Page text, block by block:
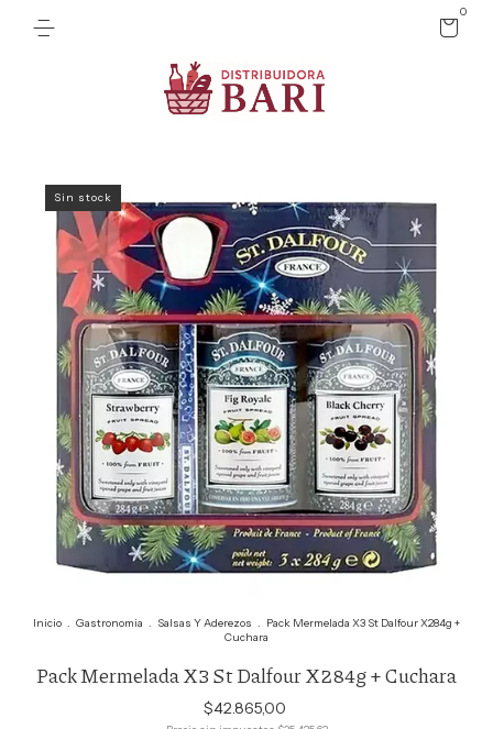
0
Sin stock
Inicio . Gastronomia . Salsas Y Aderezos . Pack Mermelada X3 St Dalfour X284g +
Cuchara
Pack Mermelada X3 St Dalfour X284g + Cuchara
$42.865,00